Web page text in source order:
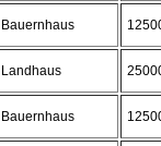
Bauernhaus
Landhaus
Bauernhaus